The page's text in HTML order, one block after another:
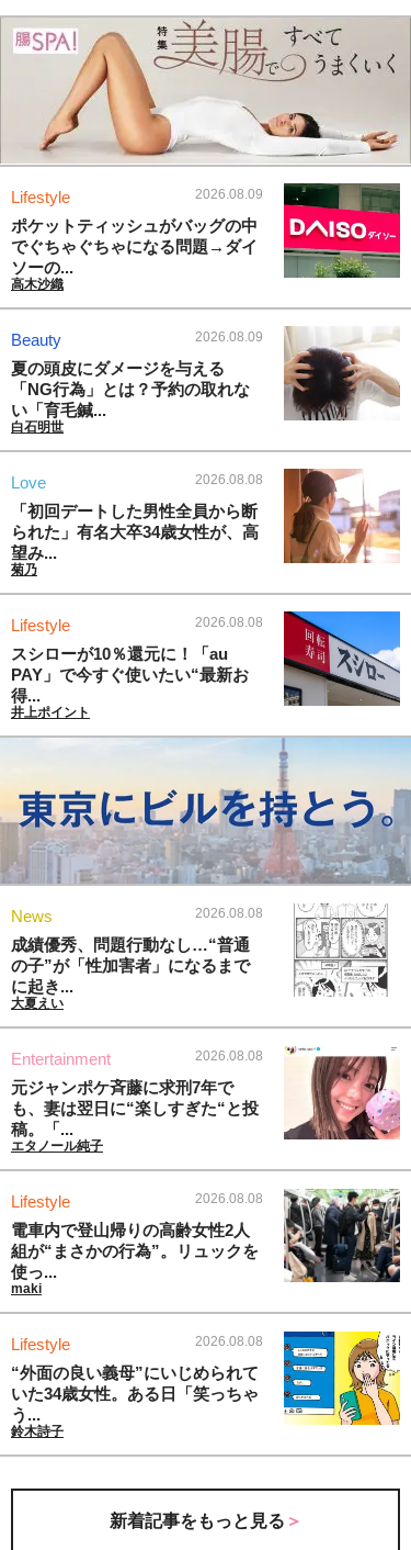
Lifestyle 2026.08.09
ポケットティッシュがバッグの中
でぐちゃぐちゃになる問題→ダイ
ソーの...
高木沙織
Beauty 2026.08.09
夏の頭皮にダメージを与える
「NG行為」とは？予約の取れな
い「育毛鍼...
白石明世
Love 2026.08.08
「初回デートした男性全員から断
られた」有名大卒34歳女性が、高
望み...
菊乃
Lifestyle 2026.08.08
スシローが10％還元に！「au
PAY」で今すぐ使いたい“最新お
得...
井上ポイント
News 2026.08.08
成績優秀、問題行動なし…“普通
の子”が「性加害者」になるまで
に起き...
大夏えい
Entertainment 2026.08.08
元ジャンポケ斉藤に求刑7年で
も、妻は翌日に“楽しすぎた“と投
稿。「...
エタノール純子
Lifestyle 2026.08.08
電車内で登山帰りの高齢女性2人
組が“まさかの行為”。リュックを
使っ...
maki
Lifestyle 2026.08.08
“外面の良い義母”にいじめられて
いた34歳女性。ある日「笑っちゃ
う...
鈴木詩子
新着記事をもっと見る